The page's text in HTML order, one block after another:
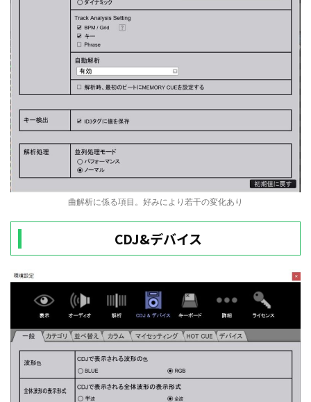
曲解析に係る項目。好みにより若干の変化あり
CDJ&デバイス